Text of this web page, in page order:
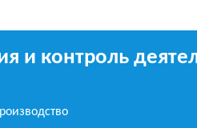
и контроль